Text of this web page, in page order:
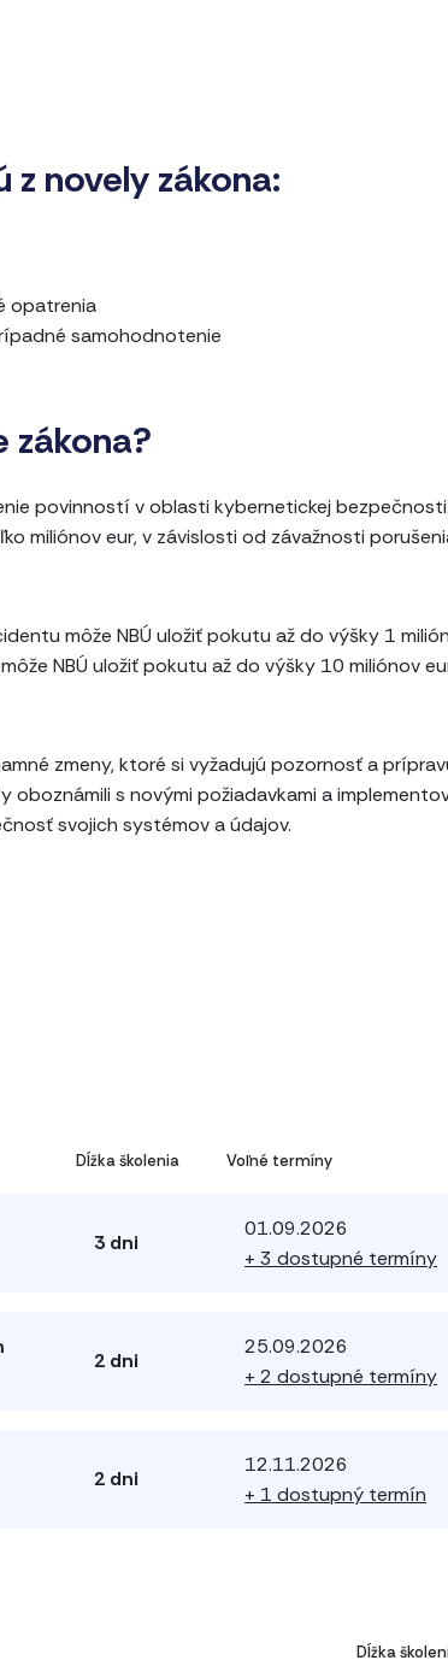
novely zákona:
opatrenia
samohodnotenie
zákona?
povinností v oblasti kybernetickej
miliónov eur, v závislosti od závažnosti
môže NBÚ uložiť pokutu až do výšky 1
NBÚ uložiť pokutu až do výšky 10 miliónov
zmeny, ktoré si vyžadujú pozornosť a
s novými požiadavkami a
svojich systémov a údajov.
Dĺžka školenia Voľné termíny
3 dni
01.09.2026
+ 3 dostupné termíny
2 dni
25.09.2026
+ 2 dostupné termíny
2 dni
12.11.2026
+ 1 dostupný termín
Dĺžka